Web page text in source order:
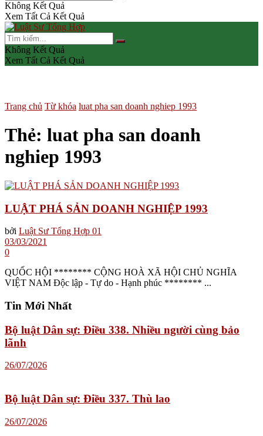
Không Kết Quả
Xem Tất Cả Kết Quả
Không Kết Quả
Xem Tất Cả Kết Quả
Trang chủ Từ khóa luat pha san doanh nghiep 1993
Thẻ: luat pha san doanh
nghiep 1993
LUẬT PHÁ SẢN DOANH NGHIỆP 1993
bởi Luật Sư Tổng Hợp 01
03/03/2021
0
QUỐC HỘI ******** CỘNG HOÀ XÃ HỘI CHỦ NGHĨA
VIỆT NAM Độc lập - Tự do - Hạnh phúc ******** ...
Tin Mới Nhất
Bộ luật Dân sự: Điều 338. Nhiều người cùng bảo
lãnh
26/07/2026
Bộ luật Dân sự: Điều 337. Thù lao
26/07/2026